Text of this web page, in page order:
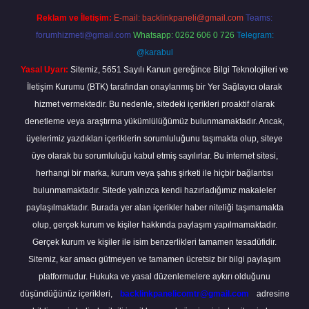
Reklam ve İletişim: E-mail: backlinkpaneli@gmail.com Teams:
forumhizmeti@gmail.com Whatsapp: 0262 606 0 726 Telegram:
@karabul
Yasal Uyarı: Sitemiz, 5651 Sayılı Kanun gereğince Bilgi Teknolojileri ve
İletişim Kurumu (BTK) tarafından onaylanmış bir Yer Sağlayıcı olarak
hizmet vermektedir. Bu nedenle, sitedeki içerikleri proaktif olarak
denetleme veya araştırma yükümlülüğümüz bulunmamaktadır. Ancak,
üyelerimiz yazdıkları içeriklerin sorumluluğunu taşımakta olup, siteye
üye olarak bu sorumluluğu kabul etmiş sayılırlar. Bu internet sitesi,
herhangi bir marka, kurum veya şahıs şirketi ile hiçbir bağlantısı
bulunmamaktadır. Sitede yalnızca kendi hazırladığımız makaleler
paylaşılmaktadır. Burada yer alan içerikler haber niteliği taşımamakta
olup, gerçek kurum ve kişiler hakkında paylaşım yapılmamaktadır.
Gerçek kurum ve kişiler ile isim benzerlikleri tamamen tesadüfidir.
Sitemiz, kar amacı gütmeyen ve tamamen ücretsiz bir bilgi paylaşım
platformudur. Hukuka ve yasal düzenlemelere aykırı olduğunu
düşündüğünüz içerikleri,
backlinkpanelicomtr@gmail.com
adresine